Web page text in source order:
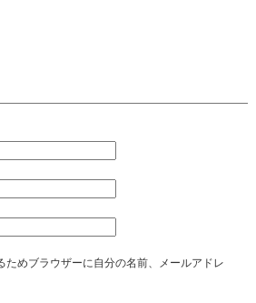
ためブラウザーに自分の名前、メールアドレ